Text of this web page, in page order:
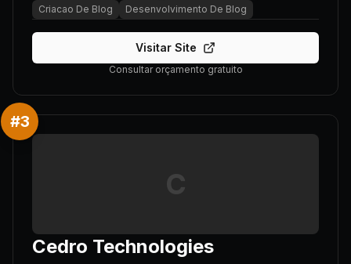
Criacao De Blog
Desenvolvimento De Blog
Visitar Site
Consultar orçamento gratuito
#3
C
Cedro Technologies